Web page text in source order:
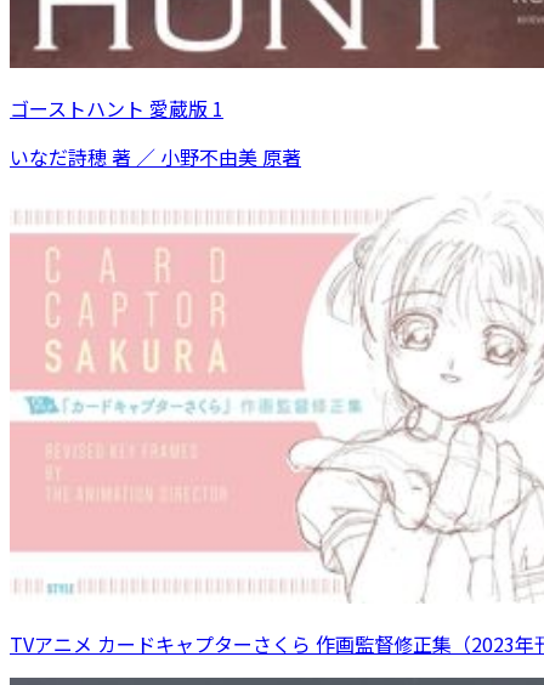
ゴーストハント 愛蔵版 1
いなだ詩穂 著 ／ 小野不由美 原著
TVアニメ カードキャプターさくら 作画監督修正集（2023年